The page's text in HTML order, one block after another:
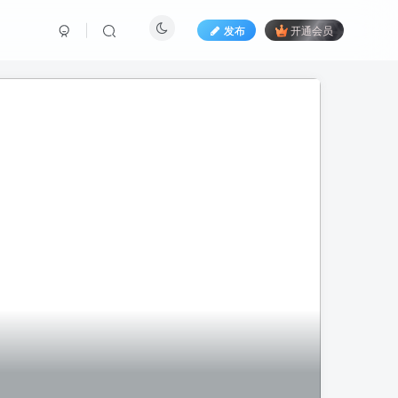
发布 开通会员